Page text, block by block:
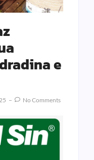
e
No Comments